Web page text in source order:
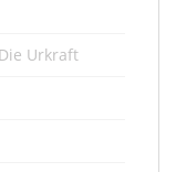
Urkraft